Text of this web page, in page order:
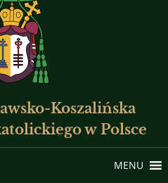
Koszalińska
w Polsce
MENU